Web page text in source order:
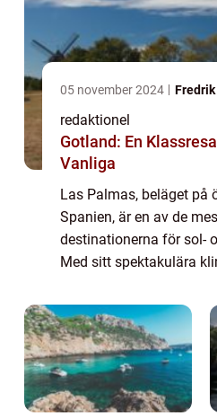
05 november 2024 Fredrik
redaktionel
Gotland: En
Vanliga
Las Palmas, beläget på
Spanien, är en av de
destinationerna för sol-
Med sitt spektakulära
förstå varför så många
fl...